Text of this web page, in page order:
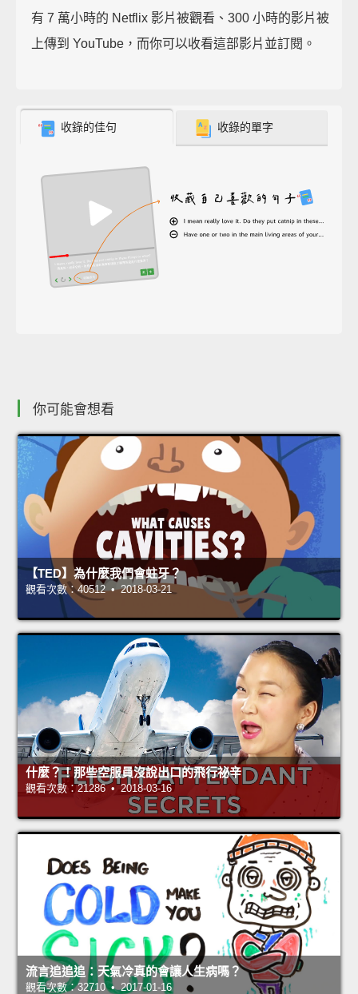
有 7 萬小時的 Netflix 影片被觀看、300 小時的影片被
上傳到 YouTube，而你可以收看這部影片並訂閱。
收錄的佳句 收錄的單字
你可能會想看
【TED】為什麼我們會蛀牙？
觀看次數：40512 • 2018-03-21
什麼？！那些空服員沒說出口的飛行祕辛
觀看次數：21286 • 2018-03-16
流言追追追：天氣冷真的會讓人生病嗎？
觀看次數：32710 • 2017-01-16